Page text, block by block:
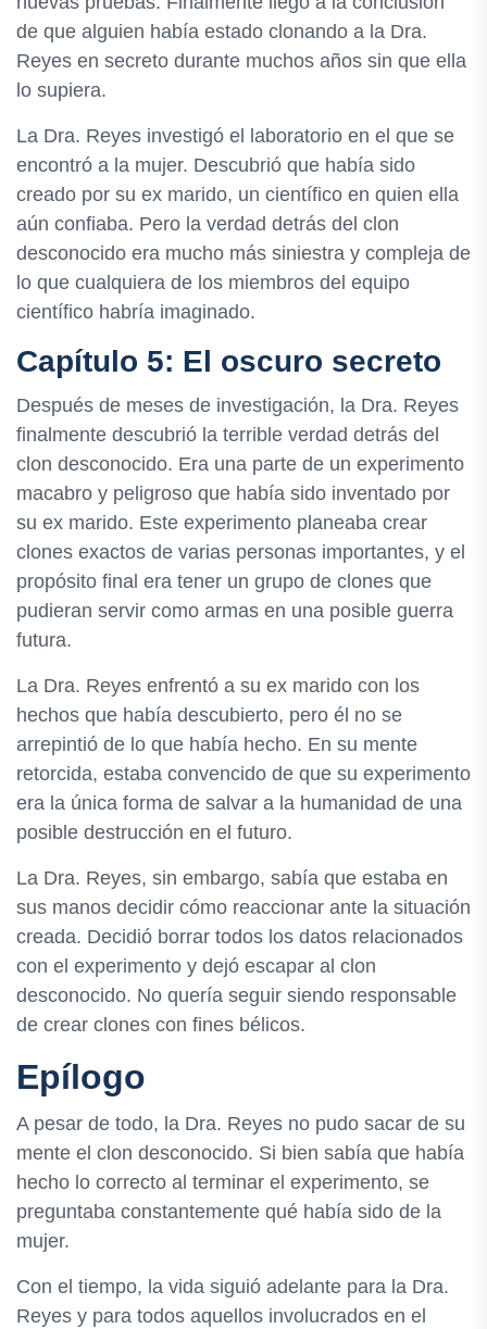
de que alguien había estado clonando a la Dra.
Reyes en secreto durante muchos años sin que ella
lo supiera.
La Dra. Reyes investigó el laboratorio en el que se
encontró a la mujer. Descubrió que había sido
creado por su ex marido, un científico en quien ella
aún confiaba. Pero la verdad detrás del clon
desconocido era mucho más siniestra y compleja de
lo que cualquiera de los miembros del equipo
científico habría imaginado.
Capítulo 5: El oscuro secreto
Después de meses de investigación, la Dra. Reyes
finalmente descubrió la terrible verdad detrás del
clon desconocido. Era una parte de un experimento
macabro y peligroso que había sido inventado por
su ex marido. Este experimento planeaba crear
clones exactos de varias personas importantes, y el
propósito final era tener un grupo de clones que
pudieran servir como armas en una posible guerra
futura.
La Dra. Reyes enfrentó a su ex marido con los
hechos que había descubierto, pero él no se
arrepintió de lo que había hecho. En su mente
retorcida, estaba convencido de que su experimento
era la única forma de salvar a la humanidad de una
posible destrucción en el futuro.
La Dra. Reyes, sin embargo, sabía que estaba en
sus manos decidir cómo reaccionar ante la situación
creada. Decidió borrar todos los datos relacionados
con el experimento y dejó escapar al clon
desconocido. No quería seguir siendo responsable
de crear clones con fines bélicos.
Epílogo
A pesar de todo, la Dra. Reyes no pudo sacar de su
mente el clon desconocido. Si bien sabía que había
hecho lo correcto al terminar el experimento, se
preguntaba constantemente qué había sido de la
mujer.
Con el tiempo, la vida siguió adelante para la Dra.
Reyes y para todos aquellos involucrados en el